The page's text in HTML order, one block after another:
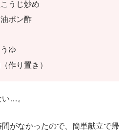
うじ炒め
ポン酢
ゆ
作り置き）
…。
がなかったので、簡単献立で帰